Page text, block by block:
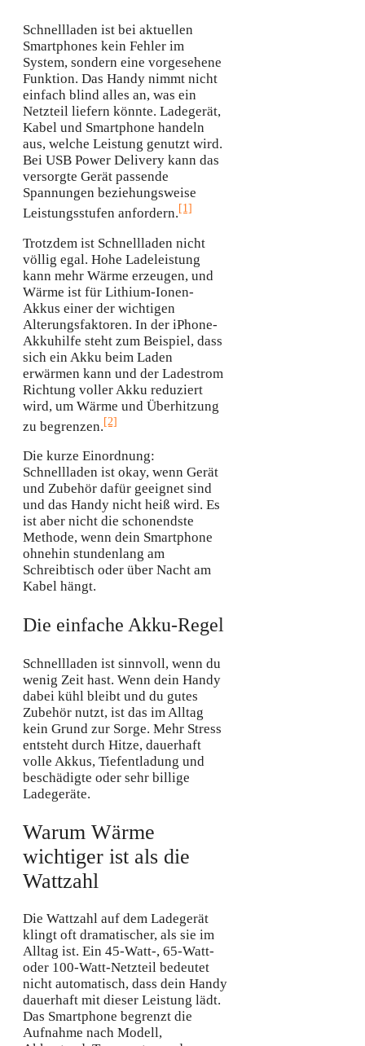
Schnellladen ist bei aktuellen
Smartphones kein Fehler im
System, sondern eine vorgesehene
Funktion. Das Handy nimmt nicht
einfach blind alles an, was ein
Netzteil liefern könnte. Ladegerät,
Kabel und Smartphone handeln
aus, welche Leistung genutzt wird.
Bei USB Power Delivery kann das
versorgte Gerät passende
Spannungen beziehungsweise
Leistungsstufen anfordern.[1]
Trotzdem ist Schnellladen nicht
völlig egal. Hohe Ladeleistung
kann mehr Wärme erzeugen, und
Wärme ist für Lithium-Ionen-
Akkus einer der wichtigen
Alterungsfaktoren. In der iPhone-
Akkuhilfe steht zum Beispiel, dass
sich ein Akku beim Laden
erwärmen kann und der Ladestrom
Richtung voller Akku reduziert
wird, um Wärme und Überhitzung
zu begrenzen.[2]
Die kurze Einordnung:
Schnellladen ist okay, wenn Gerät
und Zubehör dafür geeignet sind
und das Handy nicht heiß wird. Es
ist aber nicht die schonendste
Methode, wenn dein Smartphone
ohnehin stundenlang am
Schreibtisch oder über Nacht am
Kabel hängt.
Die einfache Akku-Regel
Schnellladen ist sinnvoll, wenn du
wenig Zeit hast. Wenn dein Handy
dabei kühl bleibt und du gutes
Zubehör nutzt, ist das im Alltag
kein Grund zur Sorge. Mehr Stress
entsteht durch Hitze, dauerhaft
volle Akkus, Tiefentladung und
beschädigte oder sehr billige
Ladegeräte.
Warum Wärme
wichtiger ist als die
Wattzahl
Die Wattzahl auf dem Ladegerät
klingt oft dramatischer, als sie im
Alltag ist. Ein 45-Watt-, 65-Watt-
oder 100-Watt-Netzteil bedeutet
nicht automatisch, dass dein Handy
dauerhaft mit dieser Leistung lädt.
Das Smartphone begrenzt die
Aufnahme nach Modell,